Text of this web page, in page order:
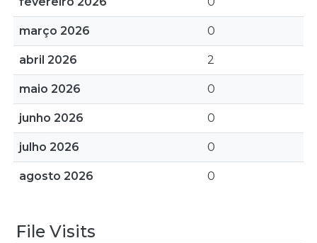
março 2026 0
abril 2026 2
maio 2026 0
junho 2026 0
julho 2026 0
agosto 2026 0
File Visits